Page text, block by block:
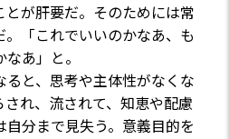
とが肝要だ。そのためには常
。「これでいいのかなあ、も
あ」と。
と、思考や主体性がなくな
され、流されて、知恵や配慮
分まで見失う。意義目的を